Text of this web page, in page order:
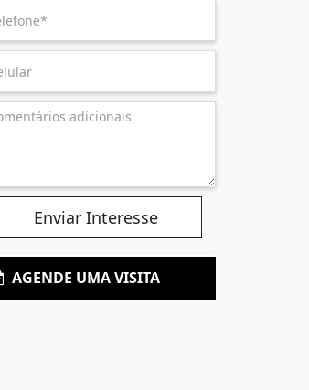
Enviar Interesse
AGENDE UMA VISITA